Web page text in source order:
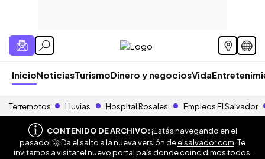
InicioNoticiasTurismoDinero y negociosVida
Terremotos Lluvias Hospital Rosales Empleos El Salvador
CONTENIDO DE ARCHIVO:¡Estás navegando en el
pasado! 🚀 Da el salto a la nueva versión deelsalvador.com . Te
invitamos a visitar el nuevo portal país donde coincidimos todos.